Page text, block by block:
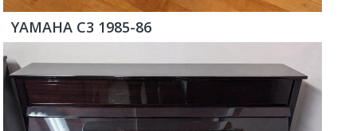
YAMAHA C3 1985-86